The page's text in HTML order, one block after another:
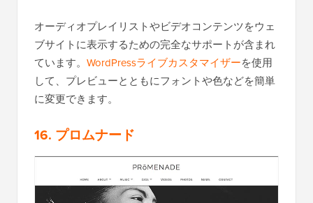
オーディオプレイリストやビデオコンテンツをウェ
ブサイトに表示するための完全なサポートが含まれ
ています。 WordPressライブカスタマイザーを使用
して、プレビューとともにフォントや色などを簡単
に変更できます。
16. プロムナード